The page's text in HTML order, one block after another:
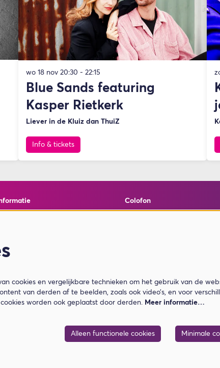
Blue Sands featuring
Kasper Rietkerk
Liever in de Kluiz dan ThuiZ
wo 18 nov20:30 - 22:15
Info & tickets
Je Koopt
Colofon
cookies en vergelijkbare technieken om het gebruik van de
van derden af te beelden, zoals ook video’s, en voor
worden ook geplaatst door derden. Meer informatie…
Alleen functionele cookies Minimale